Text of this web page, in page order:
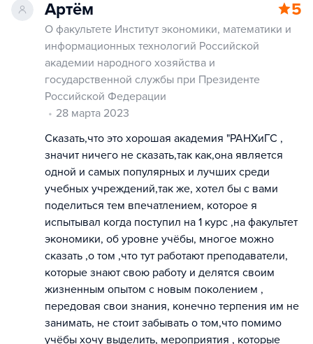
Артём 5
О факультете Институт экономики, математики и
информационных технологий Российской
академии народного хозяйства и
государственной службы при Президенте
Российской Федерации
28 марта 2023
Сказать,что это хорошая академия "РАНХиГС ,
значит ничего не сказать,так как,она является
одной и самых популярных и лучших среди
учебных учреждений,так же, хотел бы с вами
поделиться тем впечатлением, которое я
испытывал когда поступил на 1 курс ,на факультет
экономики, об уровне учёбы, многое можно
сказать ,о том ,что тут работают преподаватели,
которые знают свою работу и делятся своим
жизненным опытом с новым поколением ,
передовая свои знания, конечно терпения им не
занимать, не стоит забывать о том,что помимо
учёбы хочу выделить, мероприятия , которые